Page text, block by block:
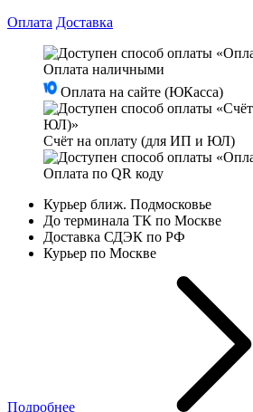
Оплата Доставка
Оплата наличными
Оплата на сайте (ЮКасса)
Счёт на оплату (для ИП и ЮЛ)
Оплата по QR коду
Курьер ближ. Подмосковье
До терминала ТК по Москве
Доставка СДЭК по РФ
Курьер по Москве
Подробнее